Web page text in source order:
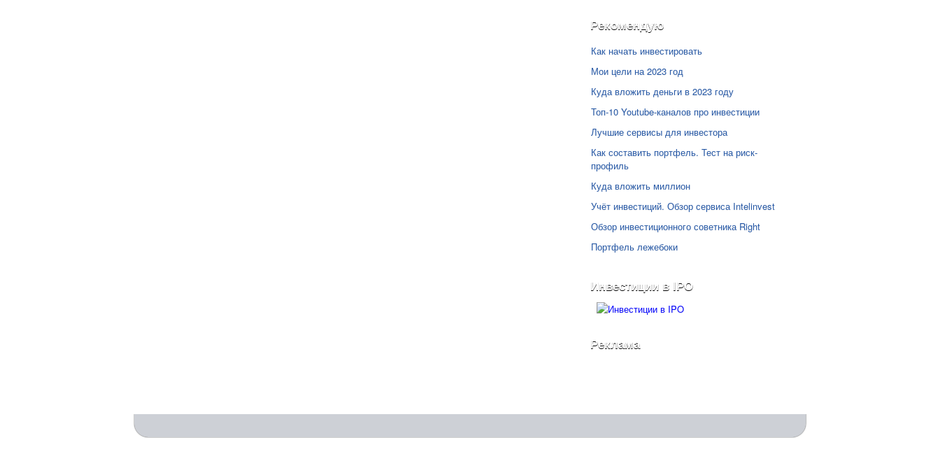
Рекомендую
Как начать инвестировать
Мои цели на 2023 год
Куда вложить деньги в 2023 году
Топ-10 Youtube-каналов про инвестиции
Лучшие сервисы для инвестора
Как составить портфель. Тест на риск-
профиль
Куда вложить миллион
Учёт инвестиций. Обзор сервиса Intelinvest
Обзор инвестиционного советника Right
Портфель лежебоки
Инвестиции в IPO
Реклама